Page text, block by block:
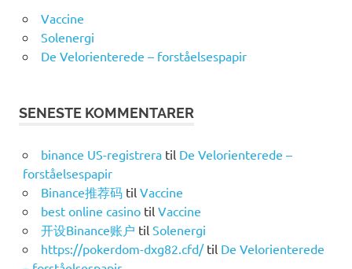
Vaccine
Solenergi
De Velorienterede – forståelsespapir
SENESTE KOMMENTARER
binance US-registreratil De Velorienterede –
forståelsespapir
Binance推荐码til Vaccine
best online casinotil Vaccine
开设Binance账户 til Solenergi
https://pokerdom-dxg82.cfd/til De Velorienterede